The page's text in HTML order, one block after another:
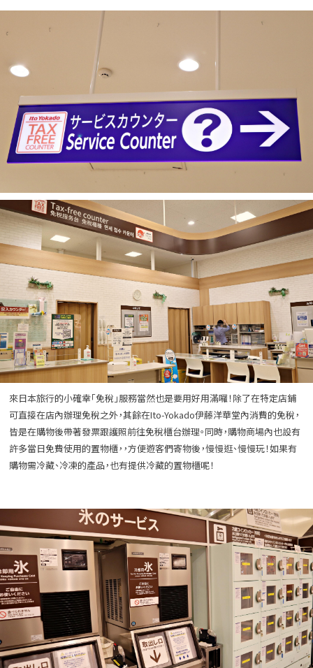
來日本旅行的小確幸「免稅」服務當然也是要用好用滿囉！除了在特定店鋪
可直接在店內辦理免稅之外，其餘在Ito-Yokado伊藤洋華堂內消費的免稅，
皆是在購物後帶著發票跟護照前往免稅櫃台辦理。同時，購物商場內也設有
許多當日免費使用的置物櫃，，方便遊客們寄物後，慢慢逛、慢慢玩！如果有
購物需冷藏、冷凍的產品，也有提供冷藏的置物櫃呢！